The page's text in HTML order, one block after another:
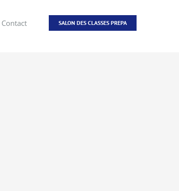
Contact SALON DES CLASSES PREPA